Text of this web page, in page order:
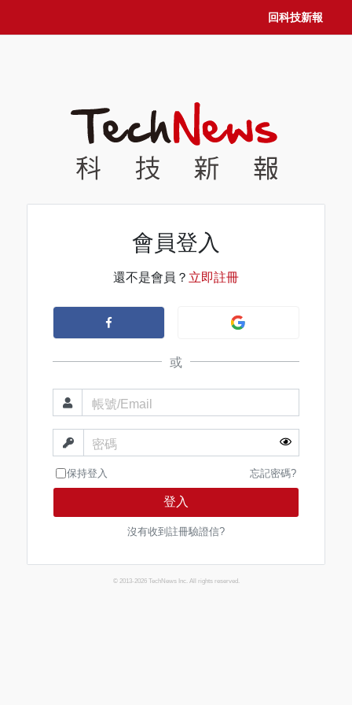
回科技新報
會員登入
還不是會員？ 立即註冊
或
帳號/Email
密碼
保持登入 忘記密碼?
登入
沒有收到註冊驗證信?
© 2013-2026 TechNews Inc. All rights reserved.